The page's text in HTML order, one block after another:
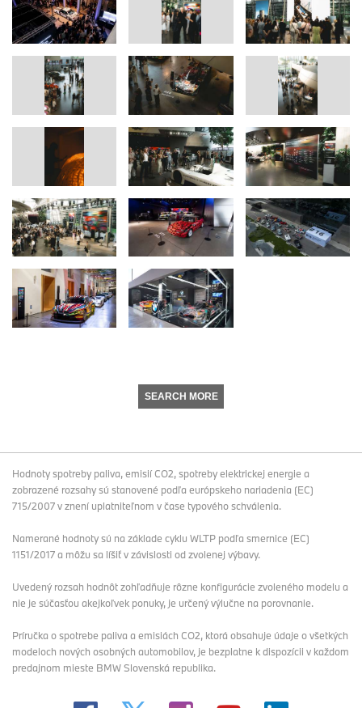
SEARCH MORE
Hodnoty spotreby paliva, emisií CO2, spotreby elektrickej energie a
zobrazené rozsahy sú stanovené podľa európskeho nariadenia (EC)
715/2007 v znení uplatniteľnom v čase typového schválenia.
Namerané hodnoty sú na základe cyklu WLTP podľa smernice (EC)
1151/2017 a môžu sa líšiť v závislosti od zvolenej výbavy.
Uvedený rozsah hodnôt zohľadňuje rôzne konfigurácie zvoleného modelu a
nie je súčasťou akejkoľvek ponuky, je určený výlučne na porovnanie.
Príručka o spotrebe paliva a emisiách CO2, ktorá obsahuje údaje o všetkých
modeloch nových osobných automobilov, je bezplatne k dispozícii v každom
predajnom mieste BMW Slovenská republika.